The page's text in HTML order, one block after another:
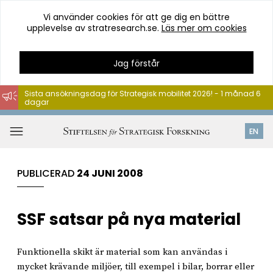
Hoppa
till
innehåll
Vi använder cookies för att ge dig en bättre
upplevelse av stratresearch.se. Läs mer om cookies
Jag förstår
EN
Sista ansökningsdag för Strategisk mobilitet 2026! - 1 månad 6
dagar
PUBLICERAD 24 JUNI 2008
SSF satsar på nya material
Funktionella skikt är material som kan användas i
mycket krävande miljöer, till exempel i bilar, borrar eller